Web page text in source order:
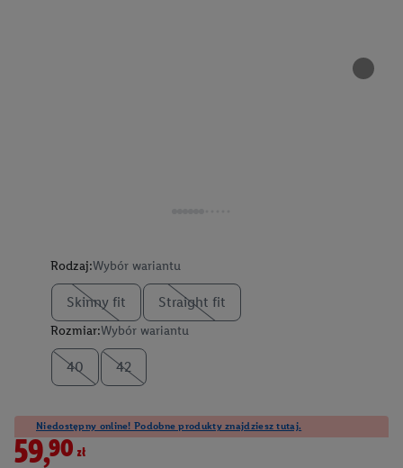
Rodzaj:Wybór wariantu
Skinny fit Straight fit
Rozmiar:Wybór wariantu
40 42
Niedostępny online! Podobne produkty znajdziesz tutaj.
59,90zł